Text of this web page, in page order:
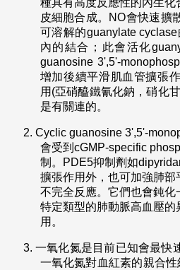
皮細胞合成。NO會快速擴
可溶解的guanylate
內的結合；此會活化
guanosine 3',5'-
增加後續平滑肌血管擴張
用(亞硝醯鐵氰化鈉，硝化
是有關連的。
2. Cyclic guanosine 3',5'-
會受到cGMP-specific
制。PDE5抑制劑如
擴張作用外，也可加強肺
不完全反應。它們也會鈍
特定類型的肺動脈高血壓的
用。
3.一氧化氮是目前已知會最快
一氧化氮對血紅素的親合